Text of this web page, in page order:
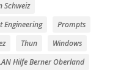
Schweiz
Engineering
Prompts
Thun
Windows
Hilfe Berner Oberland